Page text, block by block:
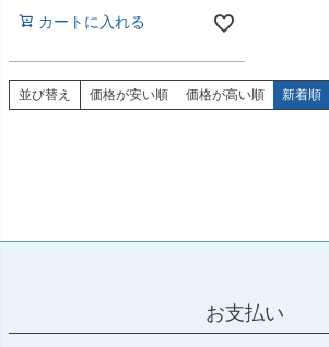
カートに入れる
並び替え 価格が安い順 価格が高い順 新着順
お支払い